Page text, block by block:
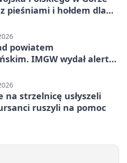
pieśniami i hołdem dla
powiatem
IMGW wydał alert
na strzelnicę usłyszeli
ruszyli na pomoc